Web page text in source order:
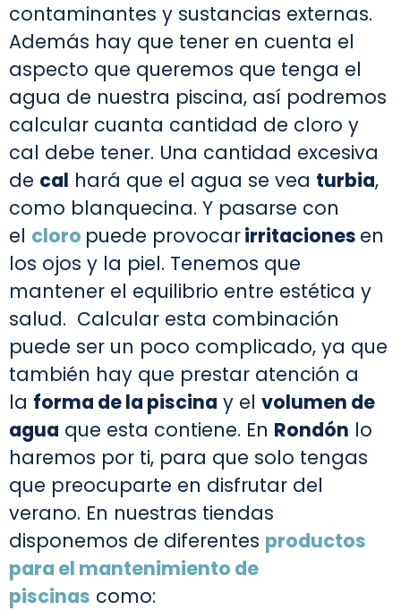
contaminantes y sustancias externas.
Además hay que tener en cuenta el
aspecto que queremos que tenga el
agua de nuestra piscina, así podremos
calcular cuanta cantidad de cloro y
cal debe tener. Una cantidad excesiva
de cal hará que el agua se vea turbia,
como blanquecina. Y pasarse con
el cloro puede provocarirritaciones en
los ojos y la piel. Tenemos que
mantener el equilibrio entre estética y
salud. Calcular esta combinación
puede ser un poco complicado, ya que
también hay que prestar atención a
la forma de la piscina y el volumen de
agua que esta contiene. En Rondón lo
haremos por ti, para que solo tengas
que preocuparte en disfrutar del
verano. En nuestras tiendas
disponemos de diferentes productos
para el mantenimiento de
piscinas como: